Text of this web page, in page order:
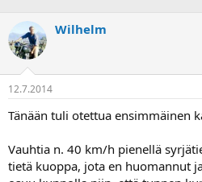
s
k
u
s
t
e
u
a
l
i
s
i
ä
Wilhelm
12.7.2014
Tänään tuli otettua ensimmäinen
Vauhtia n. 40 km/h pienellä
tietä kuoppa, jota en huomannut